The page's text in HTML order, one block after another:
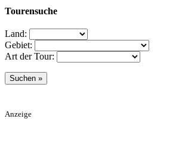
Tourensuche
Land:
Gebiet:
Art der Tour:
Anzeige